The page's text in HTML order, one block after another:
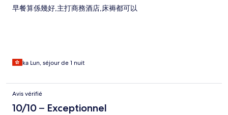
早餐算係幾好,主打商務酒店,床褥都可以
ka Lun, séjour de 1 nuit
Avis vérifié
10/10 – Exceptionnel